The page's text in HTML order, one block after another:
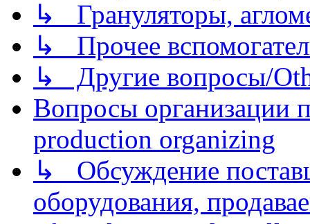
↳ Грануляторы,
↳ Прочее
↳ Другие вопросы/
Вопросы организации
production organizing
↳ Обсуждение
оборудования,